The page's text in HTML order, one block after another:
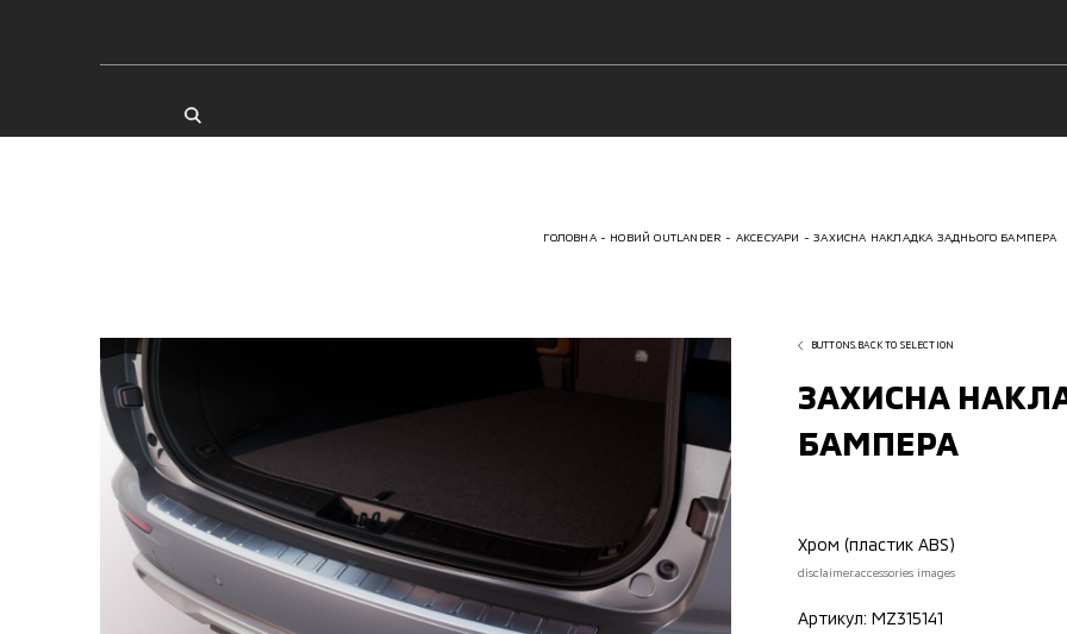
ГОЛОВНА НОВИЙ OUTLANDER АКСЕСУАРИ ЗАХИСНА НАКЛАДКА ЗАДНЬОГО БАМПЕРА
BUTTONS.BACK TO SELECTION
ЗАХИСНА
БАМПЕРА
Хром (пластик ABS)
disclaimer.accessories images
Артикул: MZ315141